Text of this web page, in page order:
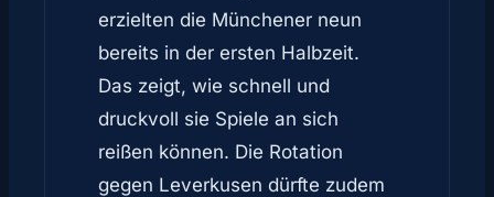
erzielten die Münchener neun
bereits in der ersten Halbzeit.
Das zeigt, wie schnell und
druckvoll sie Spiele an sich
reißen können. Die Rotation
gegen Leverkusen dürfte zudem